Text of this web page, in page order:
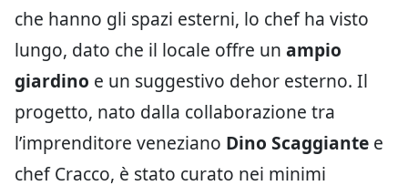
che hanno gli spazi esterni, lo chef ha visto
lungo, dato che il locale offre un ampio
giardino e un suggestivo dehor esterno. Il
progetto, nato dalla collaborazione tra
l’imprenditore veneziano Dino Scaggiante e
chef Cracco, è stato curato nei minimi